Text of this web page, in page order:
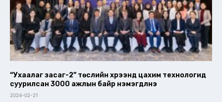
“Ухаалаг засаг-2” төслийн хүрээнд цахим технологид
суурилсан 3000 ажлын байр нэмэгдүүлнэ
2024-02-21